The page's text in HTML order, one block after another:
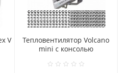
V
Тепловентилятор Volcano
mini с консолью